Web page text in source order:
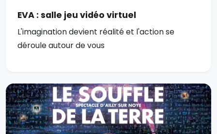
EVA : salle jeu vidéo virtuel
L'imagination devient réalité et l'action se
déroule autour de vous